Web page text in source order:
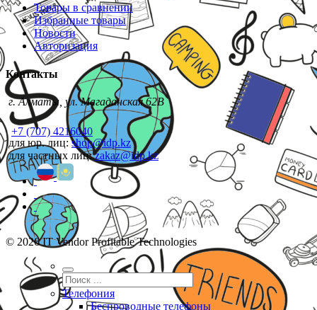
Товары в сравнении
Избранные товары
Новости
Авторизация
Контакты
г. Алматы, ул. Магаданская 62В
+7 (707) 4216040
для юр. лиц:shop@idp.kz
для частных лиц:zakaz@idp.kz
© 2026 IT Vendor Profitable Technologies
Телефония
Беспроводные телефоны